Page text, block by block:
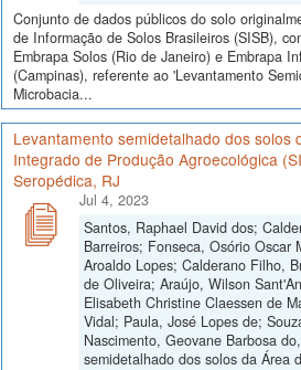
Conjunto de dados públicos do solo
de Informação de Solos Brasileiros (SISB),
Embrapa Solos (Rio de Janeiro) e Embrapa
(Campinas), referente ao 'Levantamento
Microbacia...
Levantamento semidetalhado dos solos
Integrado de Produção Agroecológica
Seropédica, RJ
Jul 4, 2023
Santos, Raphael David dos;
Barreiros; Fonseca, Osório Oscar
Aroaldo Lopes; Calderano Filho,
de Oliveira; Araújo, Wilson
Elisabeth Christine Claessen de
Vidal; Paula, José Lopes de;
Nascimento, Geovane Barbosa
semidetalhado dos solos da Área